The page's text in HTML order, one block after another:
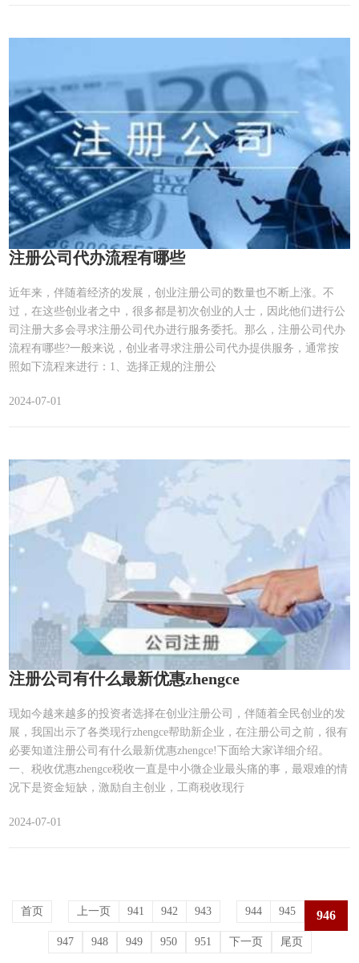
注册公司代办流程有哪些
近年来，伴随着经济的发展，创业注册公司的数量也不断上涨。不
过，在这些创业者之中，很多都是初次创业的人士，因此他们进行公
司注册大多会寻求注册公司代办进行服务委托。那么，注册公司代办
流程有哪些?一般来说，创业者寻求注册公司代办提供服务，通常按
照如下流程来进行：1、选择正规的注册公
2024-07-01
注册公司有什么最新优惠zhengce
现如今越来越多的投资者选择在创业注册公司，伴随着全民创业的发
展，我国出示了各类现行zhengce帮助新企业，在注册公司之前，很有
必要知道注册公司有什么最新优惠zhengce!下面给大家详细介绍。
一、税收优惠zhengce税收一直是中小微企业最头痛的事，最艰难的情
况下是资金短缺，激励自主创业，工商税收现行
2024-07-01
首页 上一页 941 942 943 944 945 946
947 948 949 950 951 下一页 尾页